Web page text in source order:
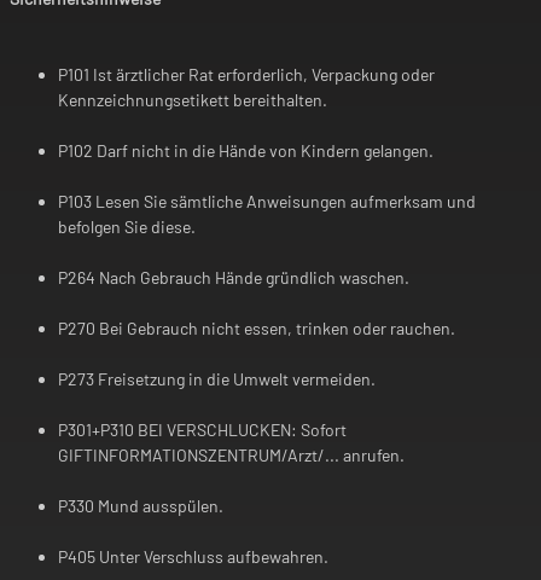
P101 Ist ärztlicher Rat erforderlich, Verpackung oder
Kennzeichnungsetikett bereithalten.
P102 Darf nicht in die Hände von Kindern gelangen.
P103 Lesen Sie sämtliche Anweisungen aufmerksam und
befolgen Sie diese.
P264 Nach Gebrauch Hände gründlich waschen.
P270 Bei Gebrauch nicht essen, trinken oder rauchen.
P273 Freisetzung in die Umwelt vermeiden.
P301+P310 BEI VERSCHLUCKEN: Sofort
GIFTINFORMATIONSZENTRUM/Arzt/... anrufen.
P330 Mund ausspülen.
P405 Unter Verschluss aufbewahren.